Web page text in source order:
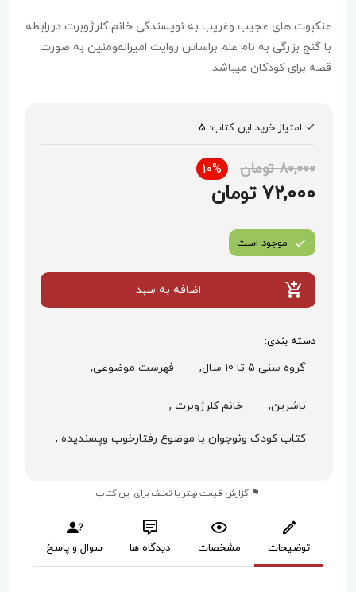
عنکبوت های عجیب وغریب به نویسندگی خانم کلرژوبرت دررابطه
با گنج بزرگی به نام علم براساس روایت امیرالمومنین به صورت
قصه برای کودکان میباشد.
امتیاز خرید این کتاب: 5
80,000 تومان 10%
72,000 تومان
موجود است
اضافه به سبد
دسته بندی:
گروه سنی 5 تا 10 سال, فهرست موضوعی,
ناشرین, خانم کلرژوبرت ,
کتاب کودک ونوجوان با موضوع رفتارخوب وپسندیده ,
گزارش قیمت بهتر یا تخلف برای این کتاب
توضیحات مشخصات دیدگاه ها سوال و پاسخ